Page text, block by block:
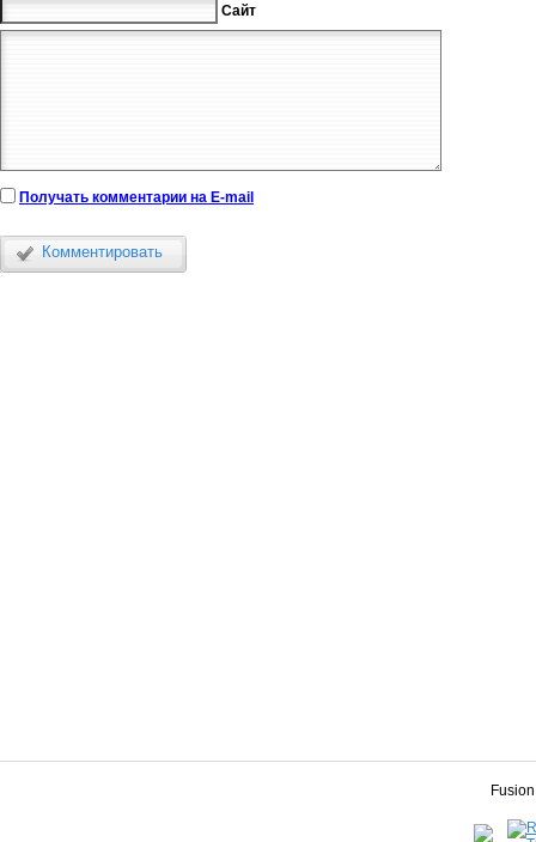
Сайт
Получать комментарии на E-mail
Комментировать